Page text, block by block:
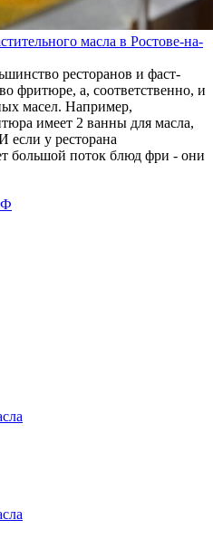
масла в Ростове-на-
ресторанов и фаст-
фритюре, а, соответственно, и
масел. Например,
имеет 2 ванны для масла,
если у ресторана
большой поток блюд фри - они